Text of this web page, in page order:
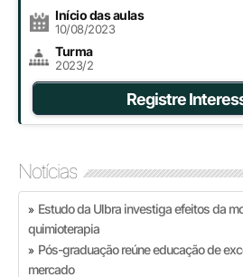
Início das aulas
10/08/2023
Turma
2023/2
Registre
Notícias
» Estudo da Ulbra investiga efeitos da
quimioterapia
» Pós-graduação reúne educação de
mercado